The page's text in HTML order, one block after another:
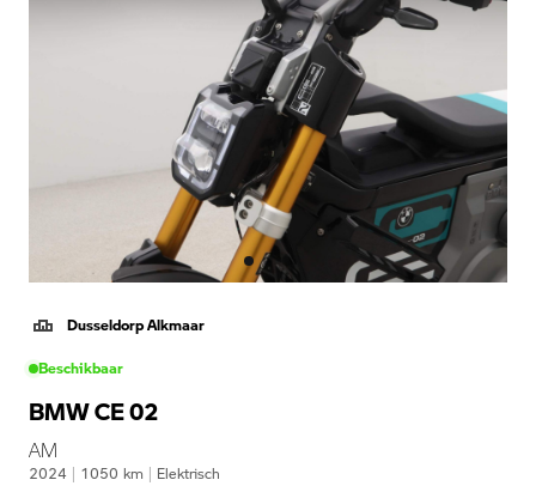
Dusseldorp Alkmaar
Beschikbaar
BMW CE 02
AM
2024 | 1050 km | Elektrisch